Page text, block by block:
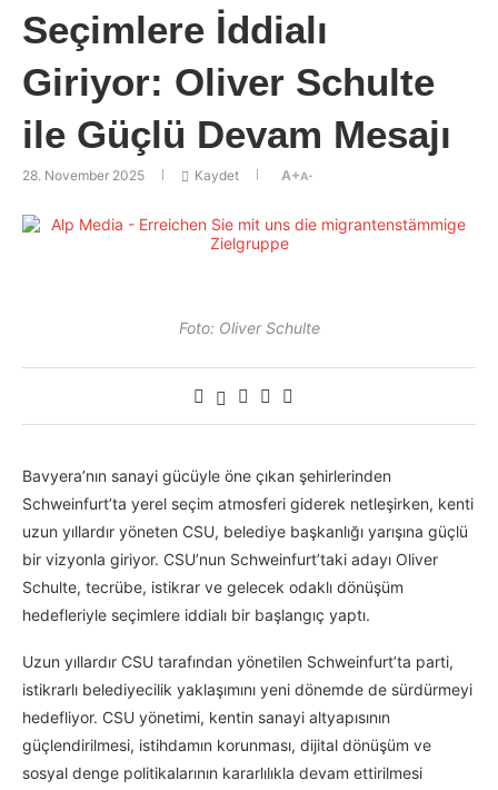
Seçimlere İddialı
Giriyor: Oliver Schulte
ile Güçlü Devam Mesajı
28. November 2025 Kaydet A+A-
Foto: Oliver Schulte
Bavyera’nın sanayi gücüyle öne çıkan şehirlerinden
Schweinfurt’ta yerel seçim atmosferi giderek netleşirken, kenti
uzun yıllardır yöneten CSU, belediye başkanlığı yarışına güçlü
bir vizyonla giriyor. CSU’nun Schweinfurt’taki adayı Oliver
Schulte, tecrübe, istikrar ve gelecek odaklı dönüşüm
hedefleriyle seçimlere iddialı bir başlangıç yaptı.
Uzun yıllardır CSU tarafından yönetilen Schweinfurt’ta parti,
istikrarlı belediyecilik yaklaşımını yeni dönemde de sürdürmeyi
hedefliyor. CSU yönetimi, kentin sanayi altyapısının
güçlendirilmesi, istihdamın korunması, dijital dönüşüm ve
sosyal denge politikalarının kararlılıkla devam ettirilmesi